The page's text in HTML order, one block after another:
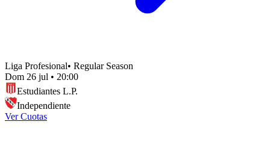
Liga Profesional• Regular Season
Dom 26 jul • 20:00
Estudiantes L.P.
Independiente
Ver Cuotas